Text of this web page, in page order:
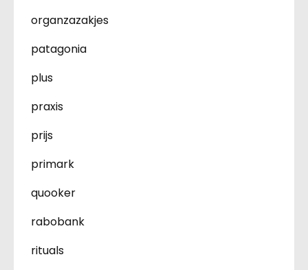
organzazakjes
patagonia
plus
praxis
prijs
primark
quooker
rabobank
rituals